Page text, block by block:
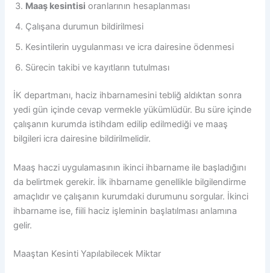
Maaş kesintisi oranlarının hesaplanması
Çalışana durumun bildirilmesi
Kesintilerin uygulanması ve icra dairesine ödenmesi
Sürecin takibi ve kayıtların tutulması
İK departmanı, haciz ihbarnamesini tebliğ aldıktan sonra
yedi gün içinde cevap vermekle yükümlüdür. Bu süre içinde
çalışanın kurumda istihdam edilip edilmediği ve maaş
bilgileri icra dairesine bildirilmelidir.
Maaş haczi uygulamasının ikinci ihbarname ile başladığını
da belirtmek gerekir. İlk ihbarname genellikle bilgilendirme
amaçlıdır ve çalışanın kurumdaki durumunu sorgular. İkinci
ihbarname ise, fiili haciz işleminin başlatılması anlamına
gelir.
Maaştan Kesinti Yapılabilecek Miktar